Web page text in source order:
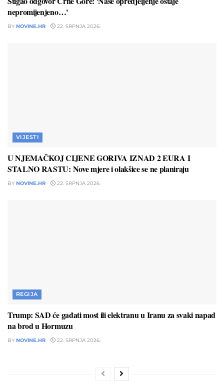
nepromijenjeno…'
BY NOVINE.HR 22. SRPNJA 2026.
VIJESTI
U NJEMAČKOJ CIJENE GORIVA IZNAD 2 EURA I
STALNO RASTU: Nove mjere i olakšice se ne planiraju
BY NOVINE.HR 22. SRPNJA 2026.
REGIJA
Trump: SAD će gađati most ili elektranu u Iranu za svaki napad
na brod u Hormuzu
BY NOVINE.HR 22. SRPNJA 2026.